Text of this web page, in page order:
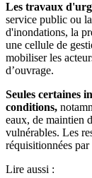
Les travaux
service public ou
d'inondations, la
une cellule de
mobiliser les
d’ouvrage.
Seules certaines
conditions,
eaux, de maintien
vulnérables. Les
réquisitionnées
Lire aussi :